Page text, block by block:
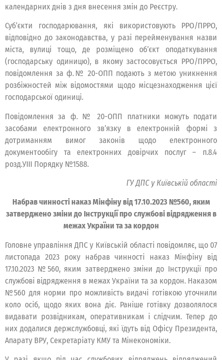
календарних днів з дня внесення змін до Реєстру.
Суб’єкти господарювання, які використовують РРО/ПРРО,
відповідно до законодавства, у разі перейменування назви
міста, вулиці тощо, де розміщено об’єкт оподаткування
(господарську одиницю), в якому застосовується РРО/ПРРО,
повідомлення за ф.№ 20-ОПП подають з метою уникнення
розбіжностей між відомостями щодо місцезнаходження цієї
господарської одиниці.
Повідомлення за ф. № 20-ОПП платники можуть подати
засобами електронного зв’язку в електронній формі з
дотриманням вимог законів щодо електронного
документообігу та електронних довірчих послуг – п.8.4
розд.УIII Порядку №1588.
ГУ ДПС у Київській області
Набрав чинності наказ Мінфіну від 17.10.2023 №560, яким
затверджено зміни до Інструкції про службові відрядження в
межах України та за кордон
Головне управління ДПС у Київській області повідомляє, що 07
листопада 2023 року набрав чинності наказ Мінфіну від
17.10.2023 №560, яким затверджено зміни до Інструкції про
службові відрядження в межах України та за кордон. Наказом
№560 для норми про можливість видачі готівкою уточнили
коло осіб, щодо яких вона діє. Раніше готівку дозволялося
видавати розвідникам, оперативникам і слідчим. Тепер до
них додалися держслужбовці, які їдуть від Офісу Президента,
Апарату ВРУ, Секретаріату КМУ та Мінекономіки.